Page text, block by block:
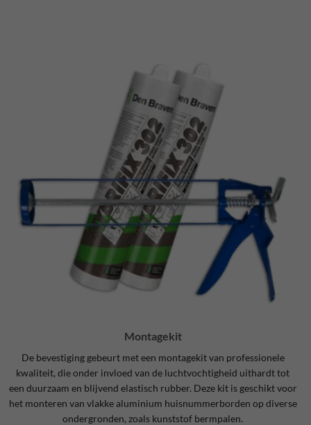
Montagekit
De bevestiging gebeurt met een montagekit van professionele
kwaliteit, die onder invloed van de luchtvochtigheid uithardt tot
een duurzaam en blijvend elastisch rubber. Deze kit is geschikt voor
het monteren van vlakke aluminium huisnummerborden op diverse
ondergronden, zoals kunststof bermpalen.